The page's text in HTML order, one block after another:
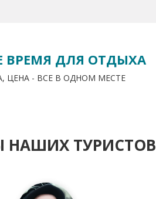
ВРЕМЯ ДЛЯ ОТДЫХА
ЦЕНА - ВСЕ В ОДНОМ МЕСТЕ
НАШИХ ТУРИСТОВ